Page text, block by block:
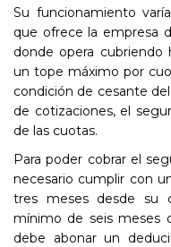
Su funcionamiento
que ofrece la empresa
donde opera
un tope máximo por
condición de cesante
de cotizaciones, el
de las cuotas.
Para poder cobrar el
necesario cumplir con
tres meses desde su
mínimo de seis meses
debe abonar un